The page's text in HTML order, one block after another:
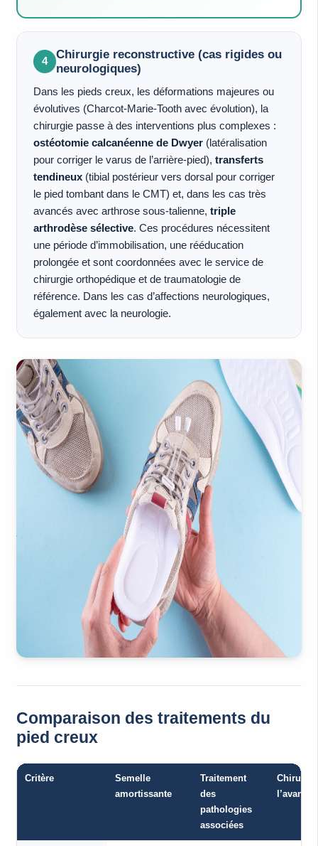
4
Chirurgie reconstructive (cas rigides ou
neurologiques)
Dans les pieds creux, les déformations majeures ou
évolutives (Charcot-Marie-Tooth avec évolution), la
chirurgie passe à des interventions plus complexes :
ostéotomie calcanéenne de Dwyer(latéralisation
pour corriger le varus de l’arrière-pied), transferts
tendineux(tibial postérieur vers dorsal pour corriger
le pied tombant dans le CMT) et, dans les cas très
avancés avec arthrose sous-talienne, triple
arthrodèse sélective. Ces procédures nécessitent
une période d’immobilisation, une rééducation
prolongée et sont coordonnées avec le service de
chirurgie orthopédique et de traumatologie de
référence. Dans les cas d’affections neurologiques,
également avec la neurologie.
Comparaison des traitements du
pied creux
Critère
Semelle
amortissante
Traitement
des
pathologies
associées
l’avant-